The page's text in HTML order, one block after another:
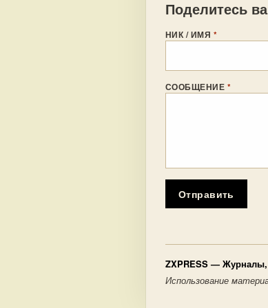
Поделитесь
НИК / ИМЯ *
СООБЩЕНИЕ *
Отправить
ZXPRESS — Журналы,
Использование